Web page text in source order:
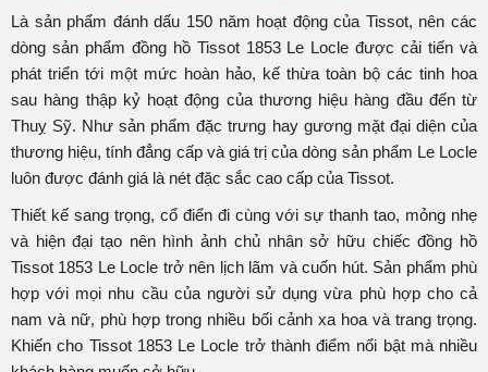
Là sản phẩm đánh dấu 150 năm hoạt động của Tissot, nên các
dòng sản phẩm đồng hồ Tissot 1853 Le Locle được cải tiến và
phát triển tới một mức hoàn hảo, kế thừa toàn bộ các tinh hoa
sau hàng thập kỷ hoạt động của thương hiệu hàng đầu đến từ
Thuỵ Sỹ. Như sản phẩm đặc trưng hay gương mặt đại diện của
thương hiệu, tính đẳng cấp và giá trị của dòng sản phẩm Le Locle
luôn được đánh giá là nét đặc sắc cao cấp của Tissot.
Thiết kế sang trọng, cổ điển đi cùng với sự thanh tao, mỏng nhẹ
và hiện đại tạo nên hình ảnh chủ nhân sở hữu chiếc đồng hồ
Tissot 1853 Le Locle trở nên lịch lãm và cuốn hút. Sản phẩm phù
hợp với mọi nhu cầu của người sử dụng vừa phù hợp cho cả
nam và nữ, phù hợp trong nhiều bối cảnh xa hoa và trang trọng.
Khiến cho Tissot 1853 Le Locle trở thành điểm nổi bật mà nhiều